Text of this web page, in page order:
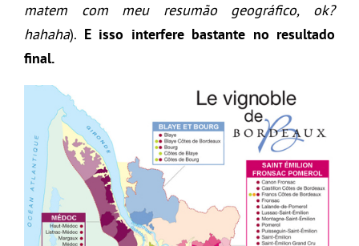
matem com meu resumão geográfico, ok?
hahaha). E isso interfere bastante no resultado
final.